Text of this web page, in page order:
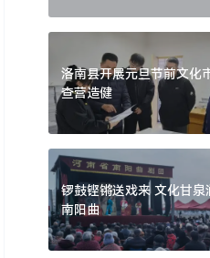
洛南县开展元旦节前文化
查营造健
锣鼓铿锵送戏来 文化甘
南阳曲